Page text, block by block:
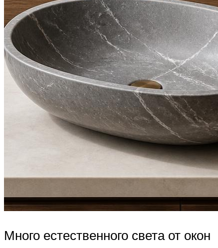
Много естественного света от окон